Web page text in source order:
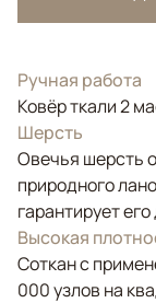
Ручная работа
Ковёр ткали 2
Шерсть
Овечья шерсть
природного
гарантирует
Высокая
Соткан с
000 узлов на